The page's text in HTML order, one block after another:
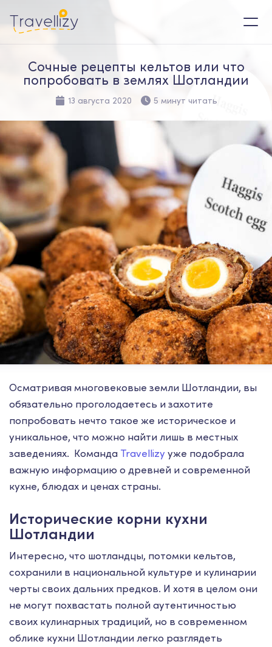
Сочные рецепты кельтов или что
попробовать в землях Шотландии
13 августа 2020 5 минут читать
Осматривая многовековые земли Шотландии, вы
обязательно проголодаетесь и захотите
попробовать нечто такое же историческое и
уникальное, что можно найти лишь в местных
заведениях. Команда Travellizy уже подобрала
важную информацию о древней и современной
кухне, блюдах и ценах страны.
Исторические корни кухни
Шотландии
Интересно, что шотландцы, потомки кельтов,
сохранили в национальной культуре и кулинарии
черты своих дальних предков. И хотя в целом они
не могут похвастать полной аутентичностью
своих кулинарных традиций, но в современном
облике кухни Шотландии легко разглядеть